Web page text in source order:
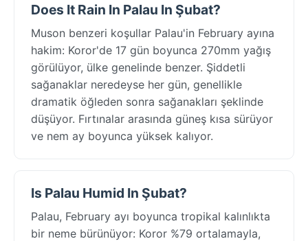
Does It Rain In Palau In Şubat?
Muson benzeri koşullar Palau'in February ayına
hakim: Koror'de 17 gün boyunca 270mm yağış
görülüyor, ülke genelinde benzer. Şiddetli
sağanaklar neredeyse her gün, genellikle
dramatik öğleden sonra sağanakları şeklinde
düşüyor. Fırtınalar arasında güneş kısa sürüyor
ve nem ay boyunca yüksek kalıyor.
Is Palau Humid In Şubat?
Palau, February ayı boyunca tropikal kalınlıkta
bir neme bürünüyor: Koror %79 ortalamayla,